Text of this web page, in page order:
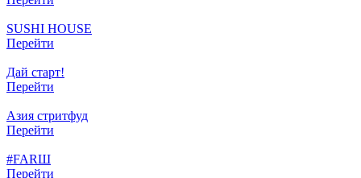
SUSHI HOUSE
Перейти
Дай старт!
Перейти
Азия стритфуд
Перейти
#FARШ
Перейти